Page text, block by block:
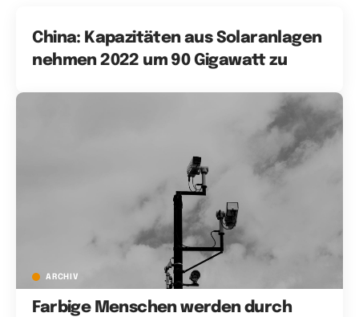
China: Kapazitäten aus Solaranlagen
nehmen 2022 um 90 Gigawatt zu
ARCHIV
Farbige Menschen werden durch